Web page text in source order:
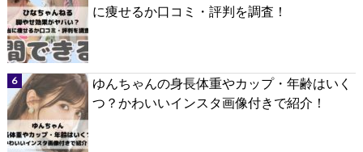
に痩せるか口コミ・評判を調査！
ゆんちゃんの身長体重やカップ・年齢はいく
つ？かわいいインスタ画像付きで紹介！